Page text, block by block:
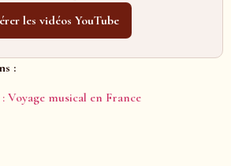
les vidéos YouTube
:
Voyage musical en France